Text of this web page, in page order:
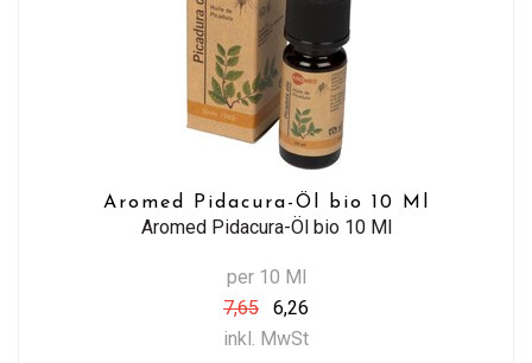
Aromed Pidacura-Öl bio 10 Ml
Aromed Pidacura-Öl bio 10 Ml
per 10 Ml
7,65
6,26
inkl. MwSt